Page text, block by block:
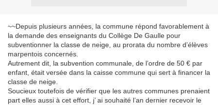
~~Depuis plusieurs années, la commune répond favorablement à
la demande des enseignants du Collège De Gaulle pour
subventionner la classe de neige, au prorata du nombre d’élèves
marpentois concernés.
Autrement dit, la subvention communale, de l’ordre de 50 € par
enfant, était versée dans la caisse commune qui sert à financer la
classe de neige.
Soucieux toutefois de vérifier que les autres communes prenaient
part elles aussi à cet effort, j’ ai souhaité l’an dernier recevoir le